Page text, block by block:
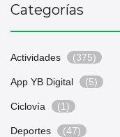
Categorías
Actividades (375)
App YB Digital (5)
Ciclovía (1)
Deportes (47)